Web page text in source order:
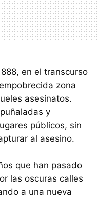
en el transcurso
zona
asesinatos.
y
públicos, sin
al asesino.
que han pasado
las oscuras calles
a una nueva